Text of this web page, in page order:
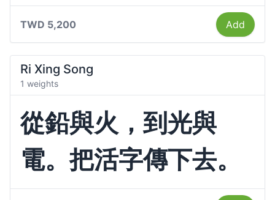
TWD 5,200 Add
Ri Xing Song
1 weights
從鉛與火，到光與
電。把活字傳下去。